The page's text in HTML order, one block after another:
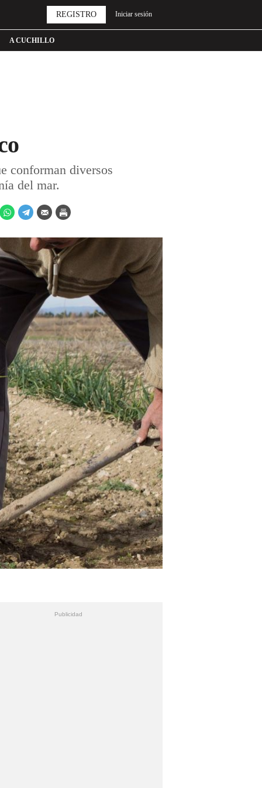
A CUCHILLO
REGISTRO Iniciar sesión
conforman diversos
del mar.